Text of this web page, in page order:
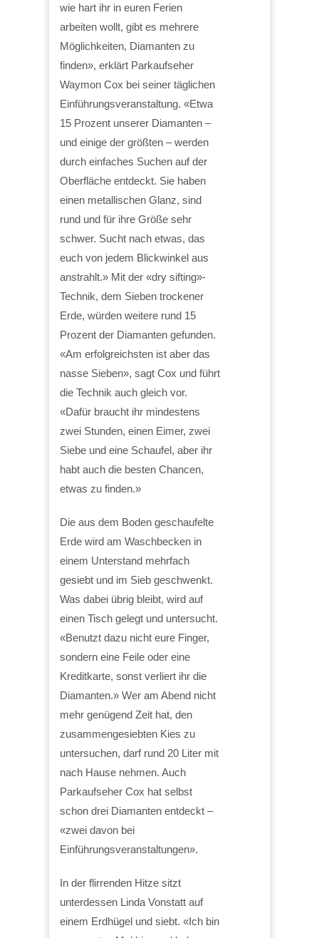
wie hart ihr in euren Ferien
arbeiten wollt, gibt es mehrere
Möglichkeiten, Diamanten zu
finden», erklärt Parkaufseher
Waymon Cox bei seiner täglichen
Einführungsveranstaltung. «Etwa
15 Prozent unserer Diamanten –
und einige der größten – werden
durch einfaches Suchen auf der
Oberfläche entdeckt. Sie haben
einen metallischen Glanz, sind
rund und für ihre Größe sehr
schwer. Sucht nach etwas, das
euch von jedem Blickwinkel aus
anstrahlt.» Mit der «dry sifting»-
Technik, dem Sieben trockener
Erde, würden weitere rund 15
Prozent der Diamanten gefunden.
«Am erfolgreichsten ist aber das
nasse Sieben», sagt Cox und führt
die Technik auch gleich vor.
«Dafür braucht ihr mindestens
zwei Stunden, einen Eimer, zwei
Siebe und eine Schaufel, aber ihr
habt auch die besten Chancen,
etwas zu finden.»
Die aus dem Boden geschaufelte
Erde wird am Waschbecken in
einem Unterstand mehrfach
gesiebt und im Sieb geschwenkt.
Was dabei übrig bleibt, wird auf
einen Tisch gelegt und untersucht.
«Benutzt dazu nicht eure Finger,
sondern eine Feile oder eine
Kreditkarte, sonst verliert ihr die
Diamanten.» Wer am Abend nicht
mehr genügend Zeit hat, den
zusammengesiebten Kies zu
untersuchen, darf rund 20 Liter mit
nach Hause nehmen. Auch
Parkaufseher Cox hat selbst
schon drei Diamanten entdeckt –
«zwei davon bei
Einführungsveranstaltungen».
In der flirrenden Hitze sitzt
unterdessen Linda Vonstatt auf
einem Erdhügel und siebt. «Ich bin